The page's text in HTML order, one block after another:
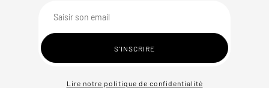
Lire notre politique de confidentialité